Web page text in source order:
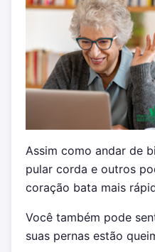
Assim como andar de
pular corda e outros
coração bata mais
Você também pode
suas pernas estão